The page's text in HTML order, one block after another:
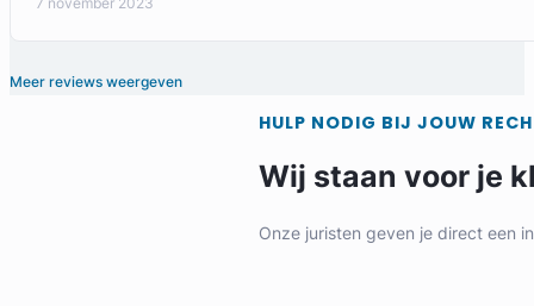
Meer reviews weergeven
HULP NODIG BIJ JOUW
Wij staan voor je
Onze juristen geven je direct een